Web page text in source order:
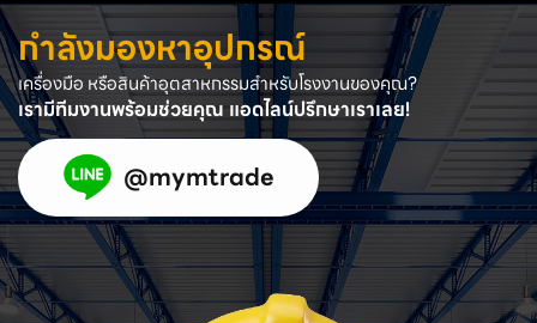
กำลังมองหาอุปกรณ์
เครื่องมือ หรือสินค้าอุตสาหกรรมสำหรับโรงงานของคุณ?
เรามีทีมงานพร้อมช่วยคุณ แอดไลน์ปรึกษาเราเลย!
@mymtrade